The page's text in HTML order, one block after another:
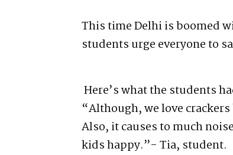
This time Delhi is boomed
students urge everyone to
Here’s what the students
“Although, we love
Also, it causes to much
kids happy.”- Tia, student.